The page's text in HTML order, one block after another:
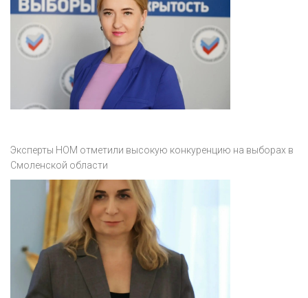
Эксперты НОМ отметили высокую конкуренцию на выборах в
Смоленской области